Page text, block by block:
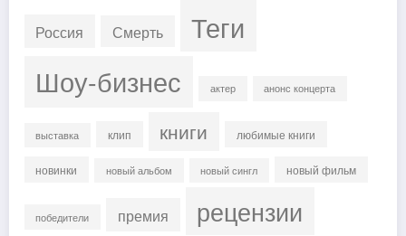
Россия Смерть Теги
Шоу-бизнес актер анонс концерта
выставка клип книги любимые книги
новинки новый альбом новый сингл новый фильм
победители премия рецензии